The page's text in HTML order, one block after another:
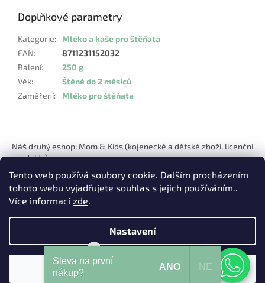
Tento web používá soubory cookie. Dalším procházením
tohoto webu vyjadřujete souhlas s jejich používáním..
Více informacízde.
Nastavení
Doplňkové parametry
Kategorie:
Mléko a kaše pro štěňata
EAN:
8711231152032
Balení:
250 g
Věk:
Štěně do 2 měsíců
Zaměření: Mléko pro štěňata
p
Náš druhý eshop: Mom & Kids (kojenecké a dětské zboží, licenční
produkty)
Vytvořil Shoptet
Copyright 2026 . Všechna práva vyhrazena.
Mohu Vám pomoci?
Sleva na první
nákup?
ANO NE